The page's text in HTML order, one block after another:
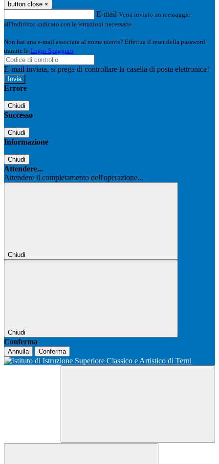
button close ×
E-mail Verrà inviato un messaggio
all'indirizzo indicato con le istruzioni necessarie.
Non hai una e-mail associata al nome utente? Effettua il reset della password
tramite la Login Spaggiari
E-mail inviata, si prega di controllare la casella di posta elettronica!
Errore
Chiudi
Successo
Chiudi
Informazione
Chiudi
Attendere...
Attendere il completamento dell'operazione...
Chiudi
Chiudi
Conferma
Annulla Conferma